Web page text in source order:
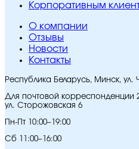
Корпоративным
O компании
Отзывы
Новости
Контакты
Республика Беларусь, Минск, ул.
Для почтовой корреспонденции
ул. Сторожовская 6
Пн-Пт 10:00–19:00
Сб 11:00–16:00